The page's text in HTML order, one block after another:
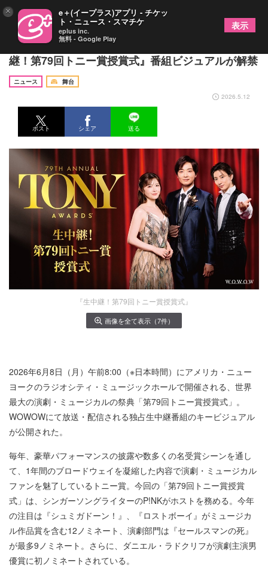
井上芳雄、宮澤エマ、京本大我 WOWOW『生中
継！第79回トニー賞授賞式』番組ビジュアルが解禁
ニュース
舞台
2026.5.12
ポスト シェア 送る
『生中継！第79回トニー賞授賞式』
画像を全て表示（7件）
2026年6月8日（月）午前8:00（※日本時間）にアメリカ・ニュー
ヨークのラジオシティ・ミュージックホールで開催される、世界
最大の演劇・ミュージカルの祭典「第79回トニー賞授賞式」。
WOWOWにて放送・配信される独占生中継番組のキービジュアル
が公開された。
毎年、豪華パフォーマンスの披露や数多くの名受賞シーンを通し
て、1年間のブロードウェイを凝縮した内容で演劇・ミュージカル
ファンを魅了しているトニー賞。今回の「第79回トニー賞授賞
式」は、シンガーソングライターのP!NKがホストを務める。今年
の注目は『シュミガドーン！』、『ロストボーイ』がミュージカ
ル作品賞を含む12ノミネート、演劇部門は『セールスマンの死』
が最多9ノミネート。さらに、ダニエル・ラドクリフが演劇主演男
優賞に初ノミネートされている。
× e＋(イープラス)アプリ - チケッ
ト・ニュース・スマチケ
eplus inc.
無料 - Google Play
表示